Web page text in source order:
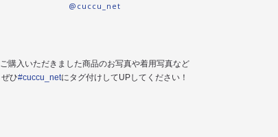
@cuccu_net
ご購入いただきました商品のお写真や着用写真など
ぜひ#cuccu_netにタグ付けしてUPしてください！